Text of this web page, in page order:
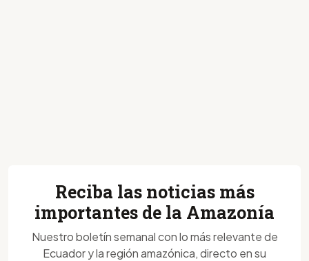
Reciba las noticias más
importantes de la Amazonía
Nuestro boletín semanal con lo más relevante de
Ecuador y la región amazónica, directo en su